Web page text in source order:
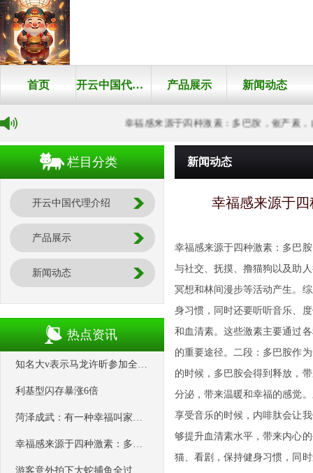
首页 开云中国代理介绍 产品展示 新闻动态
幸福感来源于四种激素：多巴胺，催产素，
栏目分类
开云中国代理介绍
产品展示
新闻动态
热点资讯
知名大v表示马龙许昕参加全锦赛是为了拉
利基型闪存暴涨6倍
菏泽成武：有一种幸福叫家门口就业
幸福感来源于四种激素：多巴胺，催产素
游客意外拍下大蛇捕鱼全过程，神似千年
新闻动态
幸福感来源于
幸福感来源于四种激素：多巴
与社交、抚摸、撸猫狗以及助
冥想和林间漫步等活动产生。
身习惯，同时还要听听音乐、
和血清素。这些激素主要通过
的重要途径。二段：多巴胺作
的时候，多巴胺会得到释放，
分泌，带来温暖和幸福的感觉
享受音乐的时候，内啡肽会让
够提升血清素水平，带来内心
猫、看剧，保持健身习惯，同